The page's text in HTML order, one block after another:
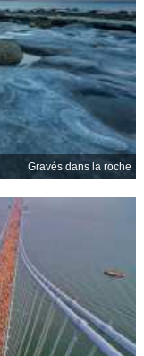
Gravés dans la roche